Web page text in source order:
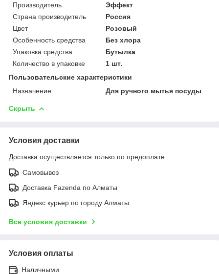
Производитель
Эффект
Страна производитель
Россия
Цвет
Розовый
Особенность средства
Без хлора
Упаковка средства
Бутылка
Количество в упаковке
1 шт.
Пользовательские характеристики
Назначение
Для ручного мытья посуды
Скрыть
Условия доставки
Доставка осуществляется только по предоплате.
Самовывоз
Доставка Fazenda по Алматы
Яндекс курьер по городу Алматы
Все условия доставки
Условия оплаты
Наличными